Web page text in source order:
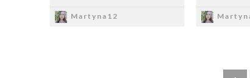
Martyna12